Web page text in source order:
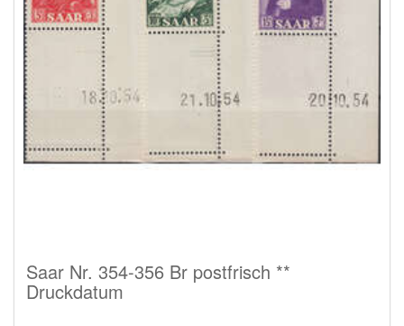
Saar Nr. 354-356 Br postfrisch **
Druckdatum